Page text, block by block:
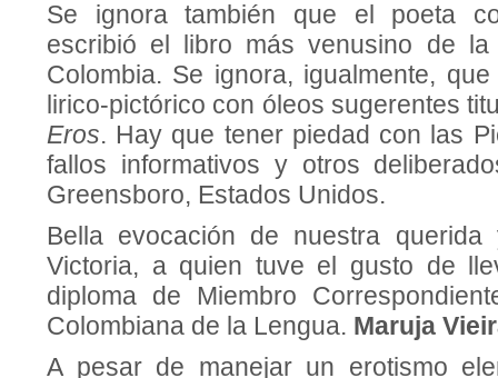
Se ignora también que el poeta
escribió el libro más venusino de
Colombia. Se ignora, igualmente,
lirico-pictórico con óleos sugerentes
Eros. Hay que tener piedad con las
fallos informativos y otros
Greensboro, Estados Unidos.
Bella evocación de nuestra querida
Victoria, a quien tuve el gusto de
diploma de Miembro
Colombiana de la Lengua. Maruja
A pesar de manejar un erotismo